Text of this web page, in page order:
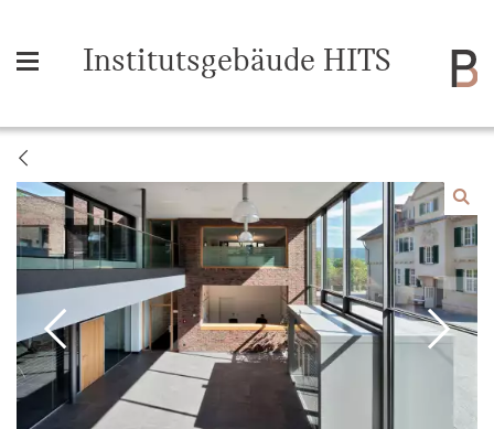
Institutsgebäude HITS